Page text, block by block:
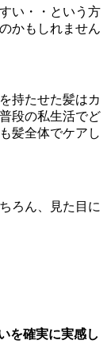
い・・という方
かもしれません
持たせた髪はカ
段の私生活でど
髪全体でケアし
ろん、見た目に
を確実に実感し